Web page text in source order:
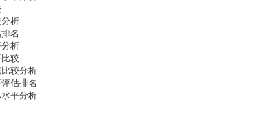
分析
名
分析
较
比较分析
估排名
水平分析